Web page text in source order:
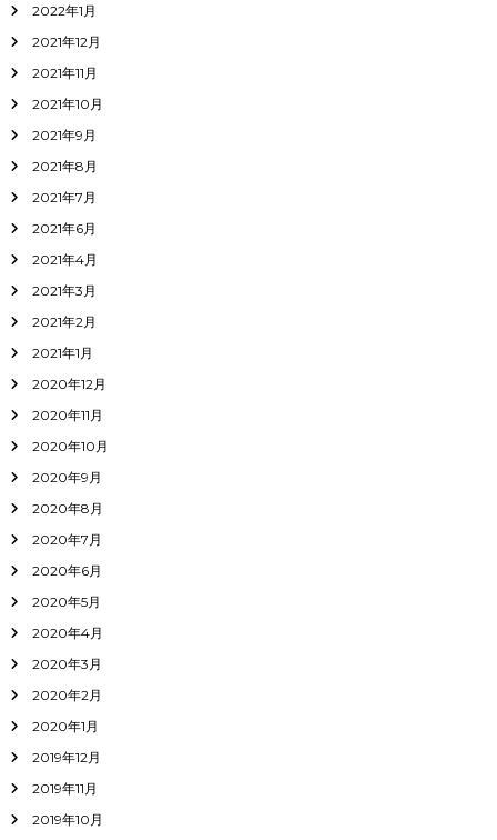
2022年1月
2021年12月
2021年11月
2021年10月
2021年9月
2021年8月
2021年7月
2021年6月
2021年4月
2021年3月
2021年2月
2021年1月
2020年12月
2020年11月
2020年10月
2020年9月
2020年8月
2020年7月
2020年6月
2020年5月
2020年4月
2020年3月
2020年2月
2020年1月
2019年12月
2019年11月
2019年10月